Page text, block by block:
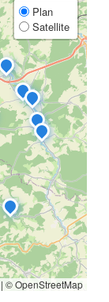
Plan
Satellite
| © OpenStreetMap